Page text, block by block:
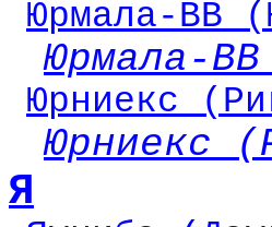
Юрмала-ВВ
Юрмала-
Юрниекс
Юрниекс
Я